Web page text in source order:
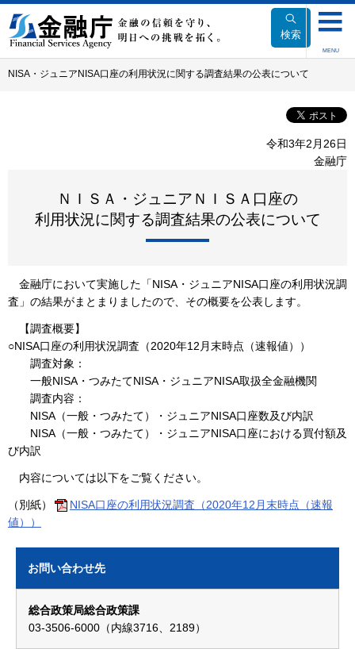
文
へ
検索
MENU
NISA・ジュニアNISA口座の利用状況に関する調査結果の公表について
令和3年2月26日
金融庁
ＮＩＳＡ・ジュニアＮＩＳＡ口座の
利用状況に関する調査結果の公表について
金融庁において実施した「NISA・ジュニアNISA口座の利用状況調
査」の結果がまとまりましたので、その概要を公表します。
【調査概要】
○NISA口座の利用状況調査（2020年12月末時点（速報値））
調査対象：
一般NISA・つみたてNISA・ジュニアNISA取扱全金融機関
調査内容：
NISA（一般・つみたて）・ジュニアNISA口座数及び内訳
NISA（一般・つみたて）・ジュニアNISA口座における買付額及
び内訳
内容については以下をご覧ください。
（別紙）
NISA口座の利用状況調査（2020年12月末時点（速報
値））
お問い合わせ先
総合政策局総合政策課
03-3506-6000（内線3716、2189）